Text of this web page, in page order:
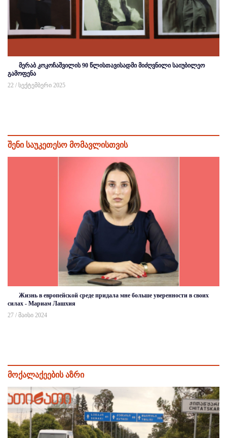
მერაბ კოკოჩაშვილის 90 წლისთავისადმი მიძღვნილი საიუბილეო
გამოფენა
22 / სექტემბერი 2025
შენი საუკეთესო მომავლისთვის
Жизнь в европейской среде придала мне больше уверенности в своих
силах - Мариам Лашхия
27 / მაისი 2024
მოქალაქეების აზრი